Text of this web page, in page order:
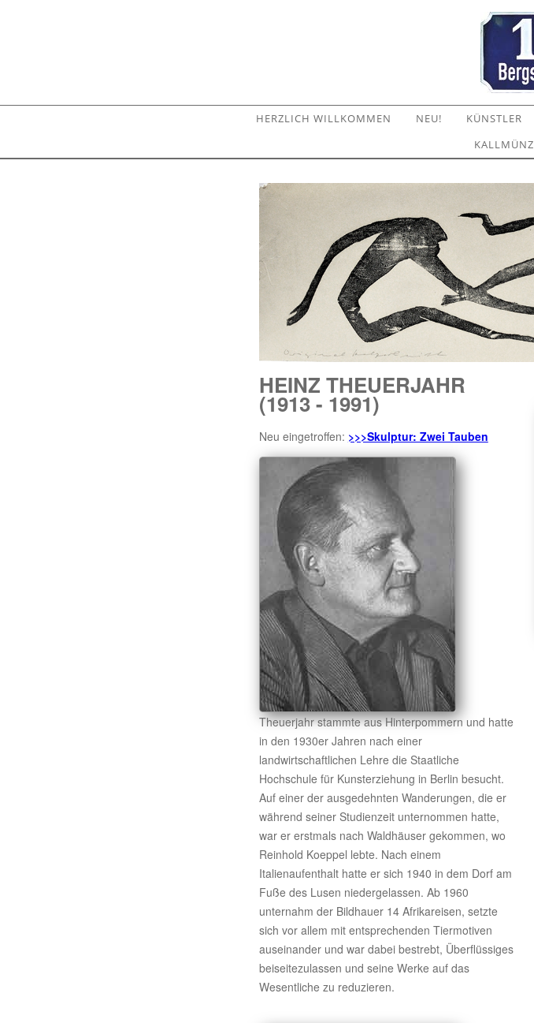
HERZLICH WILLKOMMEN NEU! KÜNSTLER
KALLMÜNZ
HEINZ THEUERJAHR
(1913 - 1991)
Neu eingetroffen: >>>Skulptur: Zwei Tauben
Theuerjahr stammte aus Hinterpommern und hatte
in den 1930er Jahren nach einer
landwirtschaftlichen Lehre die Staatliche
Hochschule für Kunsterziehung in Berlin besucht.
Auf einer der ausgedehnten Wanderungen, die er
während seiner Studienzeit unternommen hatte,
war er erstmals nach Waldhäuser gekommen, wo
Reinhold Koeppel lebte. Nach einem
Italienaufenthalt hatte er sich 1940 in dem Dorf am
Fuße des Lusen niedergelassen. Ab 1960
unternahm der Bildhauer 14 Afrikareisen, setzte
sich vor allem mit entsprechenden Tiermotiven
auseinander und war dabei bestrebt, Überflüssiges
beiseitezulassen und seine Werke auf das
Wesentliche zu reduzieren.